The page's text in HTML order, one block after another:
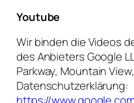
Youtube
Wir binden die Videos
des Anbieters Google
Parkway, Mountain
Datenschutzerklärung: